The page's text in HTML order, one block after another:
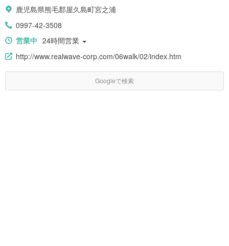
鹿児島県熊毛郡屋久島町宮之浦
0997-42-3508
営業中 24時間営業
http://www.realwave-corp.com/06walk/02/index.htm
Googleで検索